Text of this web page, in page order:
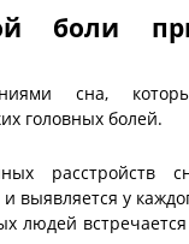
боли
сна,
головных болей.
расстройств
выявляется у
людей